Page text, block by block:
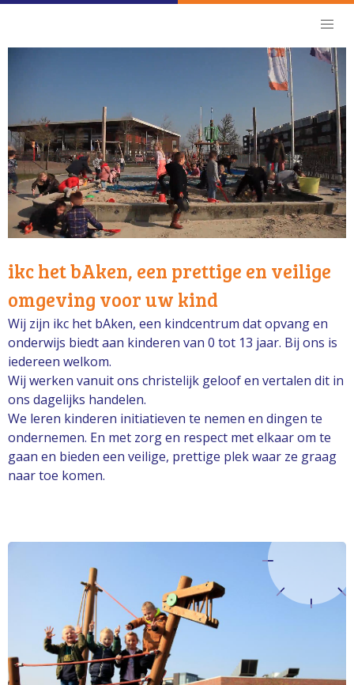
ikc het bAken, een prettige en veilige
omgeving voor uw kind
Wij zijn ikc het bAken, een kindcentrum dat opvang en
onderwijs biedt aan kinderen van 0 tot 13 jaar. Bij ons is
iedereen welkom.
Wij werken vanuit ons christelijk geloof en vertalen dit in
ons dagelijks handelen.
We leren kinderen initiatieven te nemen en dingen te
ondernemen. En met zorg en respect met elkaar om te
gaan en bieden een veilige, prettige plek waar ze graag
naar toe komen.